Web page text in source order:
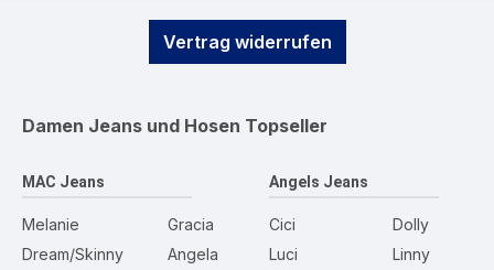
Vertrag widerrufen
Damen Jeans und Hosen Topseller
MAC Jeans
Melanie
Dream/Skinny
Gracia
Angela
Angels Jeans
Cici
Luci
Dolly
Linny